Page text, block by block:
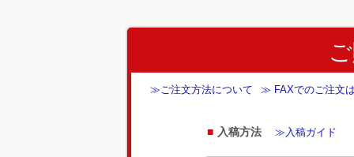
≫ご注文方法について ≫ FAXでのご注文
入稿方法 ≫入稿ガイド